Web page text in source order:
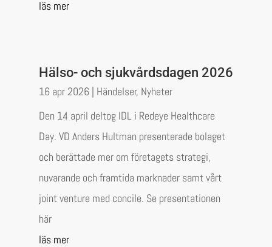
läs mer
Hälso- och sjukvårdsdagen 2026
16 apr 2026| Händelser, Nyheter
Den 14 april deltog IDL i Redeye Healthcare
Day. VD Anders Hultman presenterade bolaget
och berättade mer om företagets strategi,
nuvarande och framtida marknader samt vårt
joint venture med concile. Se presentationen
här
läs mer